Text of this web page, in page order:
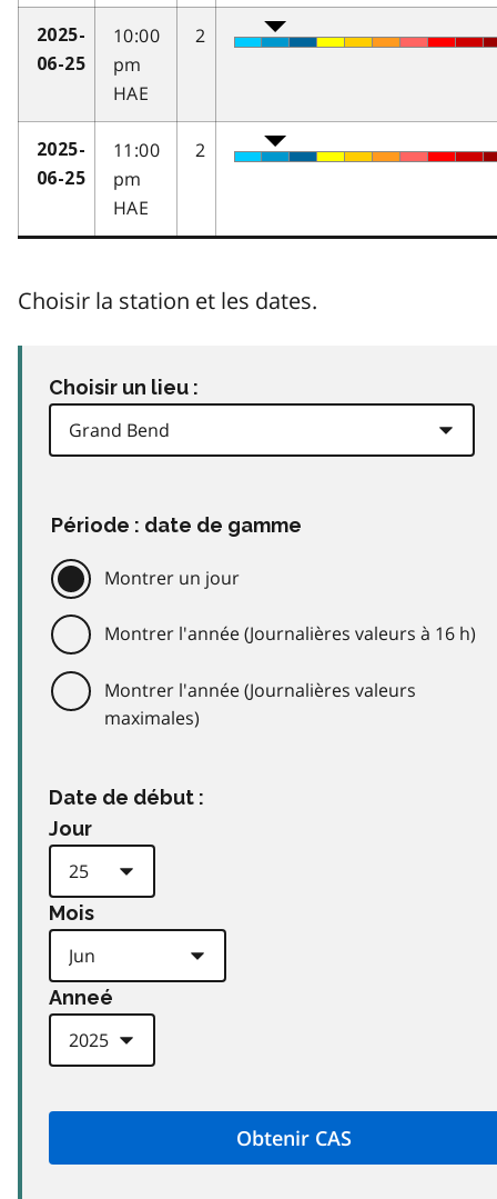
2025-
06-25
10:00
pm
HAE
2
2025-
06-25
11:00
pm
HAE
2
Choisir la station et les dates.
Choisir un lieu :
Période : date de gamme
Montrer un jour
Montrer l'année (Journalières valeurs à 16 h)
Montrer l'année (Journalières valeurs
maximales)
Date de début :
Jour
Mois
Anneé